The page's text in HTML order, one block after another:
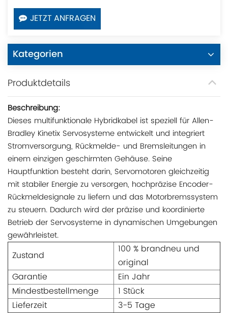
JETZT ANFRAGEN
Kategorien
Produktdetails
Beschreibung:
Dieses multifunktionale Hybridkabel ist speziell für Allen-
Bradley Kinetix Servosysteme entwickelt und integriert
Stromversorgung, Rückmelde- und Bremsleitungen in
einem einzigen geschirmten Gehäuse. Seine
Hauptfunktion besteht darin, Servomotoren gleichzeitig
mit stabiler Energie zu versorgen, hochpräzise Encoder-
Rückmeldesignale zu liefern und das Motorbremssystem
zu steuern. Dadurch wird der präzise und koordinierte
Betrieb der Servosysteme in dynamischen Umgebungen
gewährleistet.
Zustand
100 % brandneu und
original
Garantie
Ein Jahr
Mindestbestellmenge
1 Stück
Lieferzeit
3-5 Tage